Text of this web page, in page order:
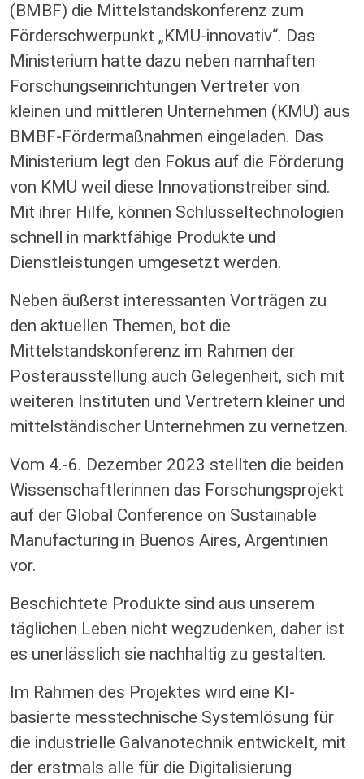
(BMBF) die Mittelstandskonferenz zum
Förderschwerpunkt „KMU-innovativ“. Das
Ministerium hatte dazu neben namhaften
Forschungseinrichtungen Vertreter von
kleinen und mittleren Unternehmen (KMU) aus
BMBF-Fördermaßnahmen eingeladen. Das
Ministerium legt den Fokus auf die Förderung
von KMU weil diese Innovationstreiber sind.
Mit ihrer Hilfe, können Schlüsseltechnologien
schnell in marktfähige Produkte und
Dienstleistungen umgesetzt werden.
Neben äußerst interessanten Vorträgen zu
den aktuellen Themen, bot die
Mittelstandskonferenz im Rahmen der
Posterausstellung auch Gelegenheit, sich mit
weiteren Instituten und Vertretern kleiner und
mittelständischer Unternehmen zu vernetzen.
Vom 4.-6. Dezember 2023 stellten die beiden
Wissenschaftlerinnen das Forschungsprojekt
auf der Global Conference on Sustainable
Manufacturing in Buenos Aires, Argentinien
vor.
Beschichtete Produkte sind aus unserem
täglichen Leben nicht wegzudenken, daher ist
es unerlässlich sie nachhaltig zu gestalten.
Im Rahmen des Projektes wird eine KI-
basierte messtechnische Systemlösung für
die industrielle Galvanotechnik entwickelt, mit
der erstmals alle für die Digitalisierung